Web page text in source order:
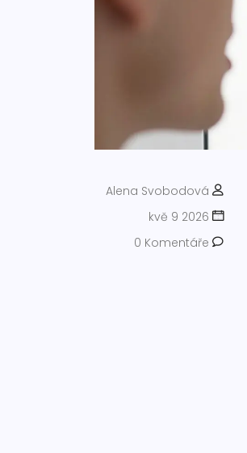
Alena Svobodová
kvě 9 2026
0 Komentáře